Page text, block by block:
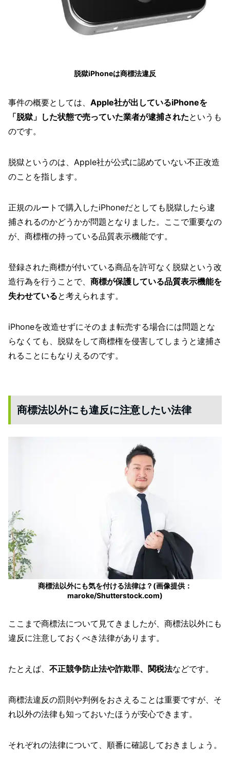
脱獄iPhoneは商標法違反
事件の概要としては、 Apple社が出しているiPhoneを
「脱獄」した状態で売っていた業者が逮捕されたというも
のです。
脱獄というのは、Apple社が公式に認めていない不正改造
のことを指します。
正規のルートで購入したiPhoneだとしても脱獄したら逮
捕されるのかどうかが問題となりました。ここで重要なの
が、商標権の持っている品質表示機能です。
登録された商標が付いている商品を許可なく脱獄という改
造行為を行うことで、 商標が保護している品質表示機能を
失わせていると考えられます。
iPhoneを改造せずにそのまま転売する場合には問題とな
らなくても、脱獄をして商標権を侵害してしまうと逮捕さ
れることにもなりえるのです。
商標法以外にも違反に注意したい法律
商標法以外にも気を付ける法律は？(画像提供：
maroke/Shutterstock.com)
ここまで商標法について見てきましたが、商標法以外にも
違反に注意しておくべき法律があります。
たとえば、 不正競争防止法や詐欺罪、関税法などです。
商標法違反の罰則や判例をおさえることは重要ですが、そ
れ以外の法律も知っておいたほうが安心できます。
それぞれの法律について、順番に確認しておきましょう。